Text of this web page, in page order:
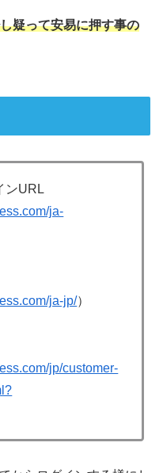
疑って安易に押す事の
ンURL
ja-
ja-jp/）
jp/customer-